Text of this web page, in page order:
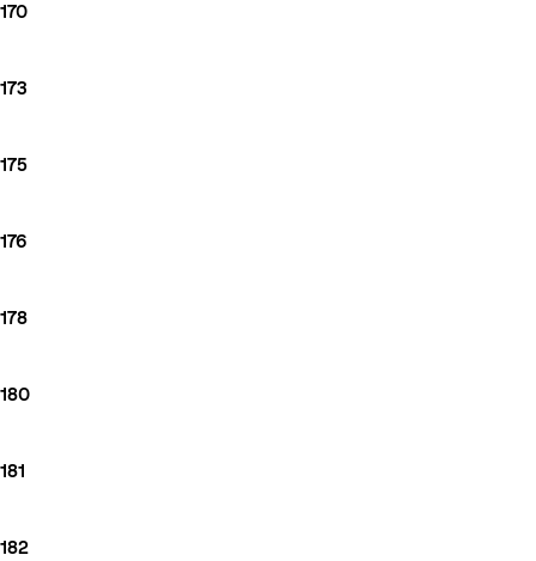
170
173
175
176
178
180
181
182